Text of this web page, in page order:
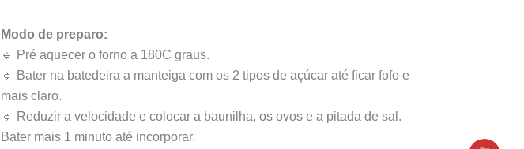
Modo de preparo:
🔹 Pré aquecer o forno a 180C graus.
🔹 Bater na batedeira a manteiga com os 2 tipos de açúcar até ficar fofo e
mais claro.
🔹 Reduzir a velocidade e colocar a baunilha, os ovos e a pitada de sal.
Bater mais 1 minuto até incorporar.